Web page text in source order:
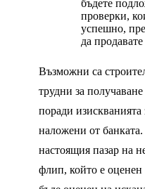
бъдете
проверки,
успешно,
да
Възможни са
трудни за
поради
наложени от
настоящия пазар на
флип, който е